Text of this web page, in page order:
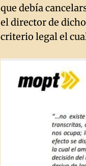
que debía
el director de
criterio legal el